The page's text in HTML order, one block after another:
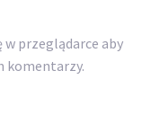
przeglądarce aby
komentarzy.